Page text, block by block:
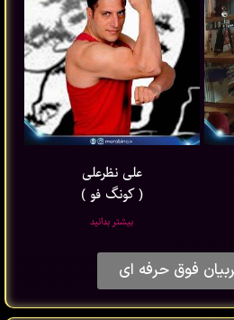
علی نظرعلی
( کونگ فو )
بیشتر بدانید
فوق حرفه ای